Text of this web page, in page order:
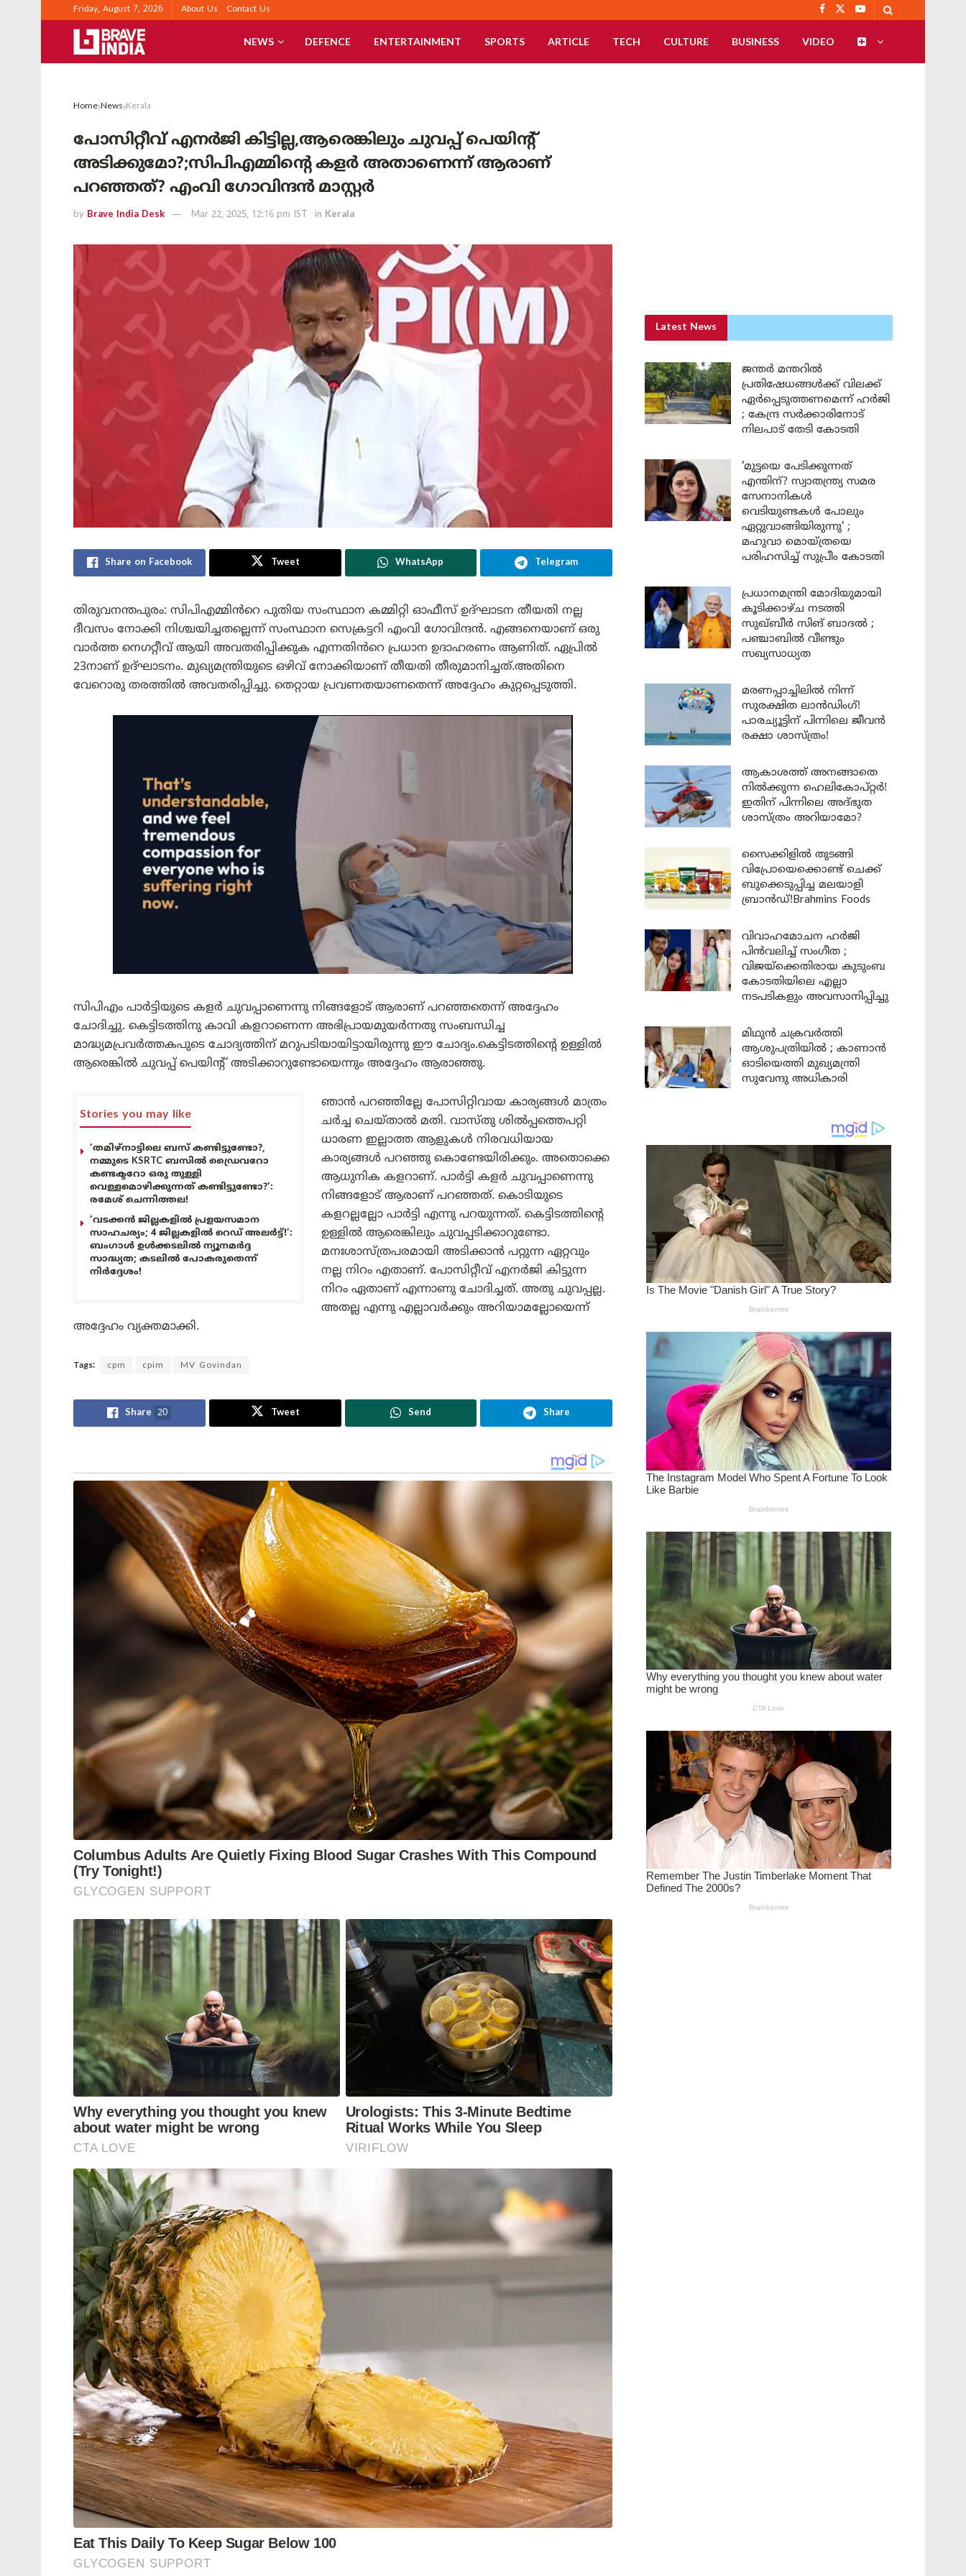
Friday, August 7, 2026 About Us Contact Us
NEWS DEFENCE ENTERTAINMENT SPORTS ARTICLE TECH CULTURE BUSINESS VIDEO
Home News Kerala
പോസിറ്റീവ് എനർജി കിട്ടില്ല,ആരെങ്കിലും ചുവപ്പ് പെയിന്റ്
അടിക്കുമോ?;സിപിഎമ്മിന്റെ കളർ അതാണെന്ന് ആരാണ്
പറഞ്ഞത്? എംവി ഗോവിന്ദൻ മാസ്റ്റർ
by Brave India Desk Mar 22, 2025, 12:16 pm IST in Kerala
Share on Facebook Tweet WhatsApp Telegram
തിരുവനന്തപുരം: സിപിഎമ്മിൻറെ പുതിയ സംസ്ഥാന കമ്മിറ്റി ഓഫീസ് ഉദ്ഘാടന തീയതി നല്ല
ദീവസം നോക്കി നിശ്ചയിച്ചതല്ലെന്ന് സംസ്ഥാന സെക്രട്ടറി എംവി ഗോവിന്ദൻ. എങ്ങനെയാണ് ഒരു
വാർത്ത നെഗറ്റീവ് ആയി അവതരിപ്പിക്കുക എന്നതിൻറെ പ്രധാന ഉദാഹരണം ആണിത്. ഏപ്രിൽ
23നാണ് ഉദ്ഘാടനം. മുഖ്യമന്ത്രിയുടെ ഒഴിവ് നോക്കിയാണ് തീയതി തീരുമാനിച്ചത്.അതിനെ
വേറൊരു തരത്തിൽ അവതരിപ്പിച്ചു. തെറ്റായ പ്രവണതയാണതെന്ന് അദ്ദേഹം കുറ്റപ്പെടുത്തി.
സിപിഎം പാർട്ടിയുടെ കളർ ചുവപ്പാണെന്നു നിങ്ങളോട് ആരാണ് പറഞ്ഞതെന്ന് അദ്ദേഹം
ചോദിച്ചു. കെട്ടിടത്തിനു കാവി കളറാണെന്ന അഭിപ്രായമുയർന്നതു സംബന്ധിച്ച
മാദ്ധ്യമപ്രവർത്തകപുടെ ചോദ്യത്തിന് മറുപടിയായിട്ടായിരുന്നു ഈ ചോദ്യം.കെട്ടിടത്തിന്റെ ഉള്ളിൽ
ആരെങ്കിൽ ചുവപ്പ് പെയിന്റ് അടിക്കാറുണ്ടോയെന്നും അദ്ദേഹം ആരാഞ്ഞു.
Stories you may like
‘തമിഴ്‌നാട്ടിലെ ബസ് കണ്ടിട്ടുണ്ടോ?,
നമ്മുടെ KSRTC ബസിൽ ഡ്രൈവറോ
കണ്ടക്ടറോ ഒരു തുള്ളി
വെള്ളമൊഴിക്കുന്നത് കണ്ടിട്ടുണ്ടോ?’:
രമേശ് ചെന്നിത്തല!
‘വടക്കൻ ജില്ലകളിൽ പ്രളയസമാന
സാഹചര്യം; 4 ജില്ലകളിൽ റെഡ് അലർട്ട്!’:
ബംഗാൾ ഉൾക്കടലിൽ ന്യൂനമർദ്ദ
സാദ്ധ്യത; കടലിൽ പോകരുതെന്ന്
നിർദ്ദേശം!
ഞാൻ പറഞ്ഞില്ലേ പോസിറ്റിവായ കാര്യങ്ങൾ മാത്രം
ചർച്ച ചെയ്താൽ മതി. വാസ്തു ശിൽപ്പത്തെപറ്റി
ധാരണ ഇല്ലാത്ത ആളുകൾ നിരവധിയായ
കാര്യങ്ങൾ പറഞ്ഞു കൊണ്ടേയിരിക്കും. അതൊക്കെ
ആധുനിക കളറാണ്. പാർട്ടി കളർ ചുവപ്പാണെന്നു
നിങ്ങളോട് ആരാണ് പറഞ്ഞത്. കൊടിയുടെ
കളറല്ലല്ലോ പാർട്ടി എന്നു പറയുന്നത്. കെട്ടിടത്തിന്റെ
ഉള്ളിൽ ആരെങ്കിലും ചുവപ്പടിക്കാറുണ്ടോ.
മനഃശാസ്ത്രപരമായി അടിക്കാൻ പറ്റുന്ന ഏറ്റവും
നല്ല നിറം എതാണ്. പോസിറ്റീവ് എനർജി കിട്ടുന്ന
നിറം ഏതാണ് എന്നാണു ചോദിച്ചത്. അതു ചുവപ്പല്ല.
അതല്ല എന്നു എല്ലാവർക്കും അറിയാമല്ലോയെന്ന്
അദ്ദേഹം വ്യക്തമാക്കി.
Tags: cpm cpim MV Govindan
Share 20 Tweet Send Share
Latest News
ജന്തർ മന്തറിൽ
പ്രതിഷേധങ്ങൾക്ക് വിലക്ക്
ഏർപ്പെടുത്തണമെന്ന് ഹർജി
; കേന്ദ്ര സർക്കാരിനോട്
നിലപാട് തേടി കോടതി
‘മുട്ടയെ പേടിക്കുന്നത്
എന്തിന്? സ്വാതന്ത്ര്യ സമര
സേനാനികൾ
വെടിയുണ്ടകൾ പോലും
ഏറ്റുവാങ്ങിയിരുന്നു’ ;
മഹുവാ മൊയ്ത്രയെ
പരിഹസിച്ച് സുപ്രീം കോടതി
പ്രധാനമന്ത്രി മോദിയുമായി
കൂടിക്കാഴ്ച നടത്തി
സുഖ്ബീർ സിങ് ബാദൽ ;
പഞ്ചാബിൽ വീണ്ടും
സഖ്യസാധ്യത
മരണപ്പാച്ചിലിൽ നിന്ന്
സുരക്ഷിത ലാൻഡിംഗ്!
പാരച്യൂട്ടിന് പിന്നിലെ ജീവൻ
രക്ഷാ ശാസ്ത്രം!
ആകാശത്ത് അനങ്ങാതെ
നില്‍ക്കുന്ന ഹെലികോപ്റ്റര്‍!
ഇതിന് പിന്നിലെ അദ്ഭുത
ശാസ്ത്രം അറിയാമോ?
സൈക്കിളിൽ തുടങ്ങി
വിപ്രോയെക്കൊണ്ട് ചെക്ക്
ബുക്കെടുപ്പിച്ച മലയാളി
ബ്രാൻഡ്!Brahmins Foods
വിവാഹമോചന ഹർജി
പിൻവലിച്ച് സംഗീത ;
വിജയ്ക്കെതിരായ കുടുംബ
കോടതിയിലെ എല്ലാ
നടപടികളും അവസാനിപ്പിച്ചു
മിഥുൻ ചക്രവർത്തി
ആശുപത്രിയിൽ ; കാണാൻ
ഓടിയെത്തി മുഖ്യമന്ത്രി
സുവേന്ദു അധികാരി